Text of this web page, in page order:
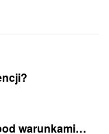
warunkami…